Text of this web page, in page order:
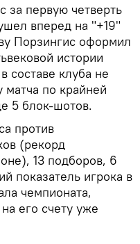
за первую четверть
вперед на "+19"
Порзингис оформил
истории
составе клуба не
матча по крайней
5 блок-шотов.
против
(рекорд
13 подборов, 6
показатель игрока в
чемпионата,
его счету уже